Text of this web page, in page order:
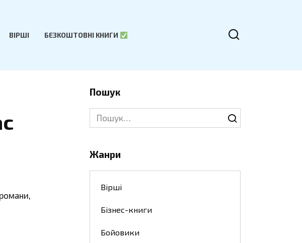
ВІРШІ БЕЗКОШТОВНІ КНИГИ
Пошук
Search
for:
Жанри
Вірші
Бізнес-книги
Бойовики